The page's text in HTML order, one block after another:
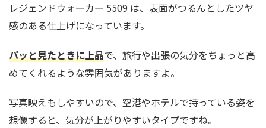
レジェンドウォーカー 5509 は、表面がつるんとしたツヤ
感のある仕上げになっています。
パッと見たときに上品で、旅行や出張の気分をちょっと高
めてくれるような雰囲気がありますよ。
写真映えもしやすいので、空港やホテルで持っている姿を
想像すると、気分が上がりやすいタイプですね。